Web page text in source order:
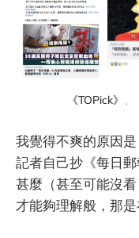
《TOPick》 、
我覺得不爽的原因
記者自己抄《每日
甚麼（甚至可能沒
才能夠理解般，那是